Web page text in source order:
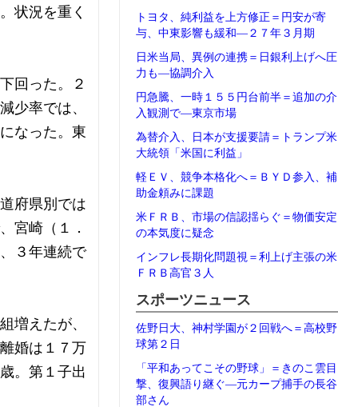
状況を重く
回った。２
少率では、
なった。東
府県別では
宮崎（１．
３年連続で
増えたが、
婚は１７万
。第１子出
トヨタ、純利益を上方修正＝円安が寄
与、中東影響も緩和―２７年３月期
日米当局、異例の連携＝日銀利上げへ圧
力も―協調介入
円急騰、一時１５５円台前半＝追加の介
入観測で―東京市場
為替介入、日本が支援要請＝トランプ米
大統領「米国に利益」
軽ＥＶ、競争本格化へ＝ＢＹＤ参入、補
助金頼みに課題
米ＦＲＢ、市場の信認揺らぐ＝物価安定
の本気度に疑念
インフレ長期化問題視＝利上げ主張の米
ＦＲＢ高官３人
スポーツニュース
佐野日大、神村学園が２回戦へ＝高校野
球第２日
「平和あってこその野球」＝きのこ雲目
撃、復興語り継ぐ―元カープ捕手の長谷
部さん